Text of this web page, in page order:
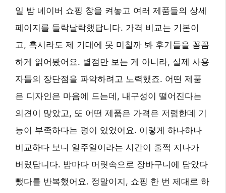
일 밤 네이버 쇼핑 창을 켜놓고 여러 제품들의 상세
페이지를 들락날락했답니다. 가격 비교는 기본이
고, 혹시라도 제 기대에 못 미칠까 봐 후기들을 꼼꼼
하게 읽어봤어요. 별점만 보는 게 아니라, 실제 사용
자들의 장단점을 파악하려고 노력했죠. 어떤 제품
은 디자인은 마음에 드는데, 내구성이 떨어진다는
의견이 많았고, 또 어떤 제품은 가격은 저렴한데 기
능이 부족하다는 평이 있었어요. 이렇게 하나하나
비교하다 보니 일주일이라는 시간이 훌쩍 지나가
버렸답니다. 밤마다 머릿속으로 장바구니에 담았다
뺐다를 반복했어요. 정말이지, 쇼핑 한 번 제대로 하